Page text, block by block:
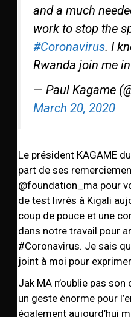
and a much
work to stop the
#Coronavirus. I
Rwanda join me
— Paul Kagame
March 20, 2020
Le président KAGAME
part de ses
@foundation_ma pour
de test livrés à Kigali
coup de pouce et une
dans notre travail pour
#Coronavirus. Je sais
joint à moi pour
Jak MA n’oublie pas
un geste énorme pour
également aujourd’hui